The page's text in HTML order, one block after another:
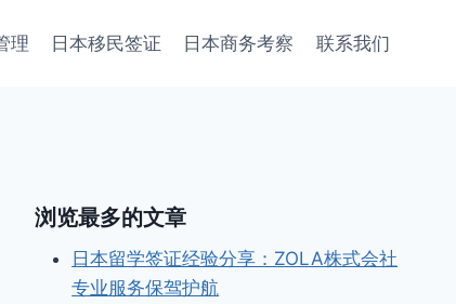
理 日本移民签证 日本商务考察 联系我们
浏览最多的文章
日本留学签证经验分享：ZOLA株式会社
专业服务保驾护航